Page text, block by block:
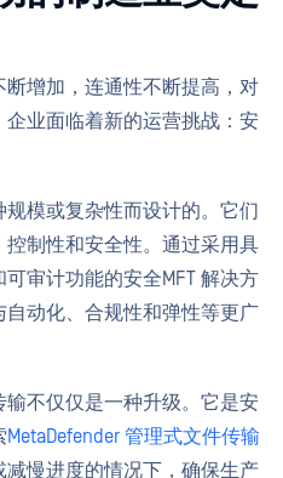
增加，连通性不断提高，对
业面临着新的运营挑战：安
模或复杂性而设计的。它们
制性和安全性。通过采用具
审计功能的安全MFT 解决方
动化、合规性和弹性等更广
不仅仅是一种升级。它是安
MetaDefender 管理式文件传输
慢进度的情况下，确保生产